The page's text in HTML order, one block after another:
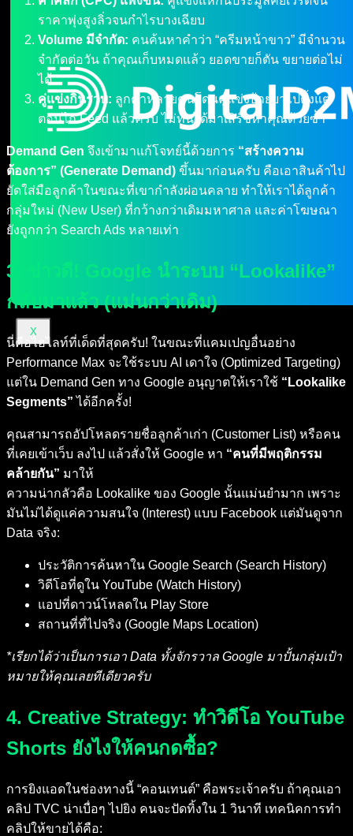
X
ราคาพุ่งสูงลิ่วจนกำไรบางเฉียบ
Volume มีจำกัด: คนค้นหาคำว่า “ครีมหน้าขาว” มีจำนวน
จำกัดต่อวัน ถ้าคุณเก็บหมดแล้ว ยอดขายก็ตัน ขยายต่อไม่
ได้
คู่แข่งกินรวบ: ลูกค้าหลายคนโดนคู่แข่งป้ายยาไปตั้งแต่
ตอนไถ Feed แล้วครับ ไม่ทันได้มาเสิร์ชหาคุณด้วยซ้ำ
Demand Gen จึงเข้ามาแก้โจทย์นี้ด้วยการ “สร้างความ
ต้องการ” (Generate Demand) ขึ้นมาก่อนครับ คือเอาสินค้าไป
ยัดใส่มือลูกค้าในขณะที่เขากำลังผ่อนคลาย ทำให้เราได้ลูกค้า
กลุ่มใหม่ (New User) ที่กว้างกว่าเดิมมหาศาล และค่าโฆษณา
ยังถูกกว่า Search Ads หลายเท่า
3. ข่าวดี! Google นำระบบ “Lookalike”
กลับมาแล้ว (แม่นกว่าเดิม)
นี่คือไฮไลท์ที่เด็ดที่สุดครับ! ในขณะที่แคมเปญอื่นอย่าง
Performance Max จะใช้ระบบ AI เดาใจ (Optimized Targeting)
แต่ใน Demand Gen ทาง Google อนุญาตให้เราใช้ “Lookalike
Segments” ได้อีกครั้ง!
คุณสามารถอัปโหลดรายชื่อลูกค้าเก่า (Customer List) หรือคน
ที่เคยเข้าเว็บ ลงไป แล้วสั่งให้ Google หา “คนที่มีพฤติกรรม
คล้ายกัน” มาให้
ความน่ากลัวคือ Lookalike ของ Google นั้นแม่นยำมาก เพราะ
มันไม่ได้ดูแค่ความสนใจ (Interest) แบบ Facebook แต่มันดูจาก
Data จริง:
ประวัติการค้นหาใน Google Search (Search History)
วิดีโอที่ดูใน YouTube (Watch History)
แอปที่ดาวน์โหลดใน Play Store
สถานที่ที่ไปจริง (Google Maps Location)
*เรียกได้ว่าเป็นการเอา Data ทั้งจักรวาล Google มาปั้นกลุ่มเป้า
หมายให้คุณเลยทีเดียวครับ
4. Creative Strategy: ทำวิดีโอ YouTube
Shorts ยังไงให้คนกดซื้อ?
การยิงแอดในช่องทางนี้ “คอนเทนต์” คือพระเจ้าครับ ถ้าคุณเอา
คลิป TVC น่าเบื่อๆ ไปยิง คนจะปัดทิ้งใน 1 วินาที เทคนิคการทำ
คลิปให้ขายได้คือ: